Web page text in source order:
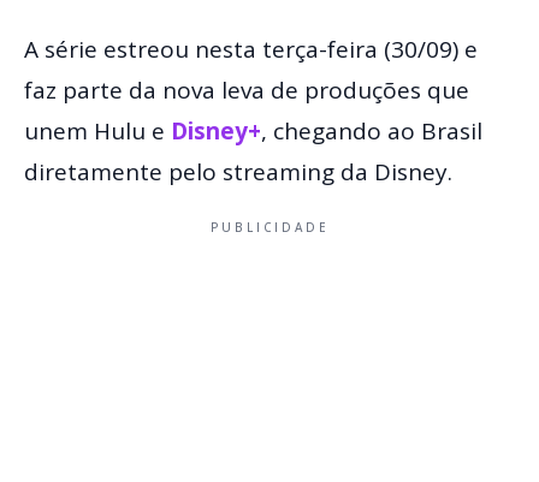
A série estreou nesta terça-feira (30/09) e
faz parte da nova leva de produções que
unem Hulu e Disney+, chegando ao Brasil
diretamente pelo streaming da Disney.
PUBLICIDADE